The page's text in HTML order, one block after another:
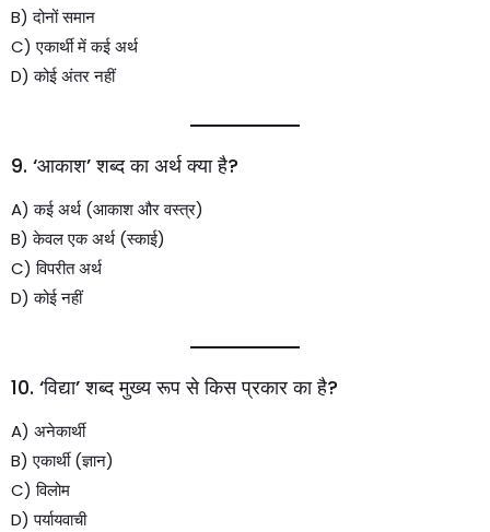
B) दोनों समान
C) एकार्थी में कई अर्थ
D) कोई अंतर नहीं
9. ‘आकाश’ शब्द का अर्थ क्या है?
A) कई अर्थ (आकाश और वस्त्र)
B) केवल एक अर्थ (स्काई)
C) विपरीत अर्थ
D) कोई नहीं
10. ‘विद्या’ शब्द मुख्य रूप से किस प्रकार का है?
A) अनेकार्थी
B) एकार्थी (ज्ञान)
C) विलोम
D) पर्यायवाची